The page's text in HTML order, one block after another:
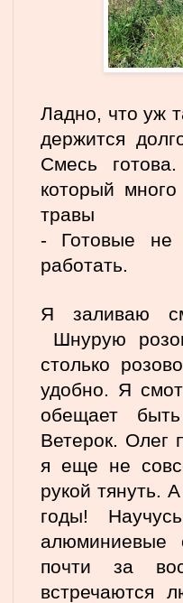
Ладно, что уж
держится
Смесь
который
травы
- Готовые не
работать.
Я заливаю
Шнурую
столько
удобно. Я
обещает
Ветерок. Олег
я еще не
рукой тянуть.
годы!
алюминиевые
почти за
встречаются